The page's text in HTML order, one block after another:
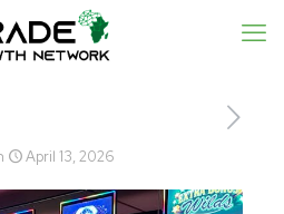
April 13, 2026